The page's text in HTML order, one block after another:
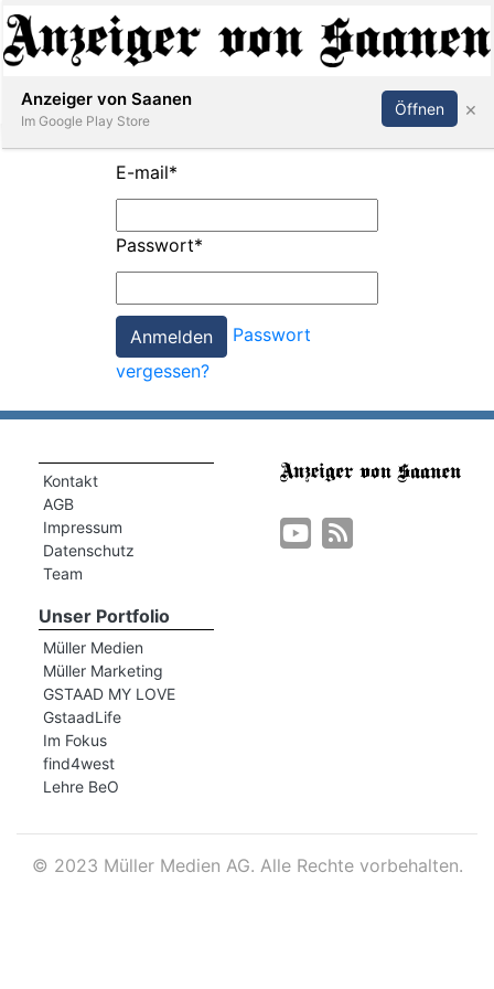
Abonnieren Anmelden
E-mail*
Passwort*
Passwort
vergessen?
Kontakt
AGB
Impressum
Datenschutz
Team
Unser Portfolio
Müller Medien
Müller Marketing
GSTAAD MY LOVE
GstaadLife
Im Fokus
find4west
Lehre BeO
© 2023 Müller Medien AG. Alle Rechte vorbehalten.
Anzeiger von Saanen
Im Google Play Store
Öffnen ×